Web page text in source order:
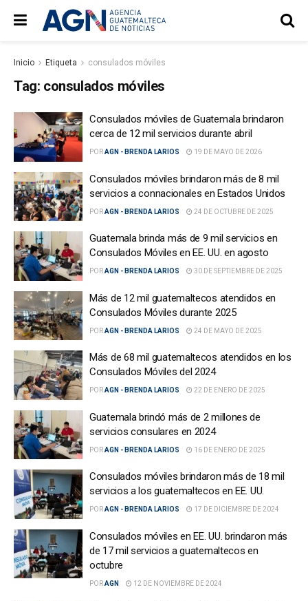
Inicio Etiqueta consulados móviles
Tag: consulados móviles
Consulados móviles de Guatemala brindaron
cerca de 12 mil servicios durante abril
PORAGN - BRENDA LARIOS 19 DE MAYO DE 2026
Consulados móviles brindaron más de 8 mil
servicios a connacionales en Estados Unidos
PORAGN - BRENDA LARIOS 24 DE OCTUBRE DE 2025
Guatemala brinda más de 9 mil servicios en
Consulados Móviles en EE. UU. en agosto
PORAGN - BRENDA LARIOS 30 DE SEPTIEMBRE DE 2025
Más de 12 mil guatemaltecos atendidos en
Consulados Móviles durante 2025
PORAGN - BRENDA LARIOS 24 DE MAYO DE 2025
Más de 68 mil guatemaltecos atendidos en los
Consulados Móviles del 2024
PORAGN - BRENDA LARIOS 22 DE ENERO DE 2025
Guatemala brindó más de 2 millones de
servicios consulares en 2024
PORAGN - BRENDA LARIOS 16 DE ENERO DE 2025
Consulados móviles brindaron más de 18 mil
servicios a los guatemaltecos en EE. UU.
PORAGN - BRENDA LARIOS 17 DE DICIEMBRE DE 2024
Consulados móviles en EE. UU. brindaron más
de 17 mil servicios a guatemaltecos en
octubre
PORAGN 12 DE NOVIEMBRE DE 2024